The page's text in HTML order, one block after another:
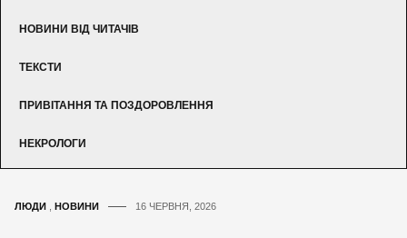
НОВИНИ ВІД ЧИТАЧІВ
ТЕКСТИ
ПРИВІТАННЯ ТА ПОЗДОРОВЛЕННЯ
НЕКРОЛОГИ
ЛЮДИ НОВИНИ 16 ЧЕРВНЯ, 2026